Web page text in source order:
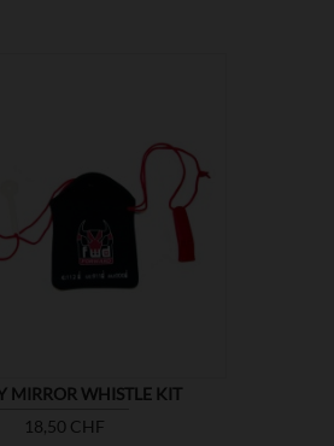
MIRROR WHISTLE KIT
Prix
18,50 CHF